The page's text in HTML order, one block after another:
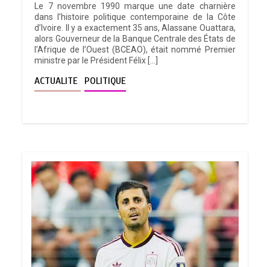
Le 7 novembre 1990 marque une date charnière
dans l’histoire politique contemporaine de la Côte
d’Ivoire. Il y a exactement 35 ans, Alassane Ouattara,
alors Gouverneur de la Banque Centrale des États de
l’Afrique de l’Ouest (BCEAO), était nommé Premier
ministre par le Président Félix […]
ACTUALITE POLITIQUE